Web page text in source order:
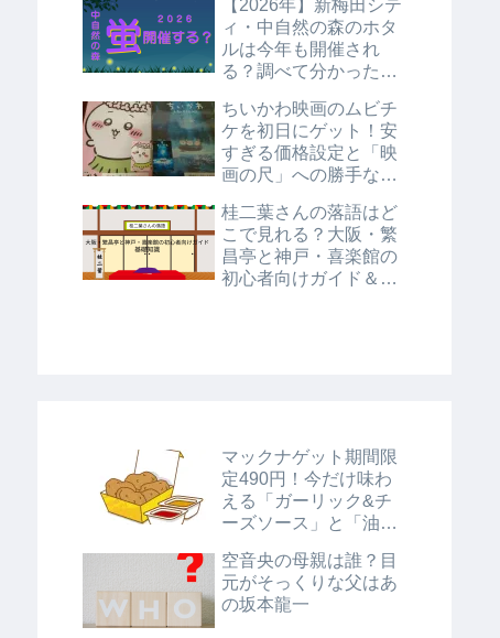
【2026年】新梅田シテ
ィ・中自然の森のホタ
ルは今年も開催され
る？調べて分かった衝
ちいかわ映画のムビチ
ケを初日にゲット！安
すぎる価格設定と「映
画の尺」への勝手な考
桂二葉さんの落語はど
こで見れる？大阪・繁
昌亭と神戸・喜楽館の
初心者向けガイド＆基
マックナゲット期間限
定490円！今だけ味わ
える「ガーリック&チ
ーズソース」と「油淋
空音央の母親は誰？目
元がそっくりな父はあ
の坂本龍一